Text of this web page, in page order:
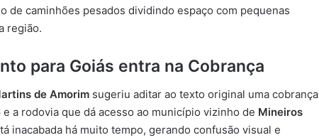
de caminhões pesados dividindo espaço com pequenas
região.
para Goiás entra na Cobrança
de Amorim sugeriu aditar ao texto original uma cobrança
a rodovia que dá acesso ao município vizinho de Mineiros
inacabada há muito tempo, gerando confusão visual e